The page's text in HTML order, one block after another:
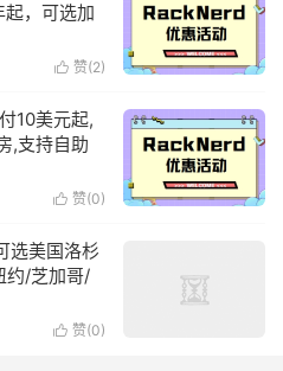
，可选加
 赞(2)
10美元起,
,支持自助
 赞(0)
选美国洛杉
约/芝加哥/
 赞(0)